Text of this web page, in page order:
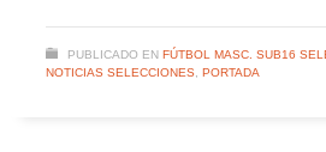
PUBLICADO EN FÚTBOL MASC. SUB16
NOTICIAS SELECCIONES, PORTADA